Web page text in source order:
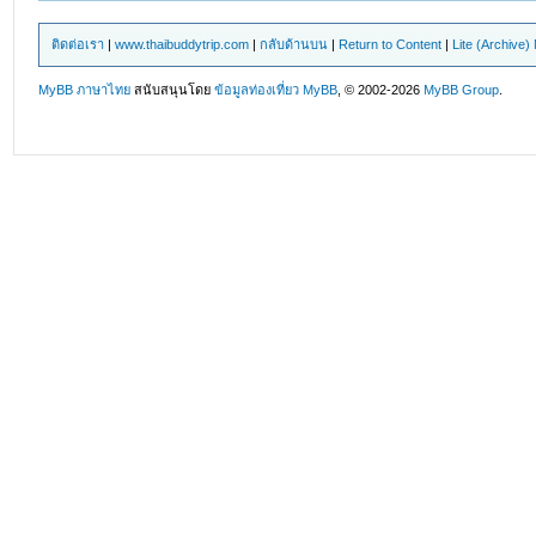
ติดต่อเรา |www.thaibuddytrip.com |กลับด้านบน | Return to Content | Lite (Archive)
MyBB ภาษาไทย สนับสนุนโดยข้อมูลท่องเที่ยว MyBB , © 2002-2026MyBB Group